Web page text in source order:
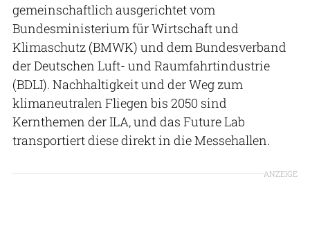
gemeinschaftlich ausgerichtet vom
Bundesministerium für Wirtschaft und
Klimaschutz (BMWK) und dem Bundesverband
der Deutschen Luft- und Raumfahrtindustrie
(BDLI). Nachhaltigkeit und der Weg zum
klimaneutralen Fliegen bis 2050 sind
Kernthemen der ILA, und das Future Lab
transportiert diese direkt in die Messehallen.
ANZEIGE